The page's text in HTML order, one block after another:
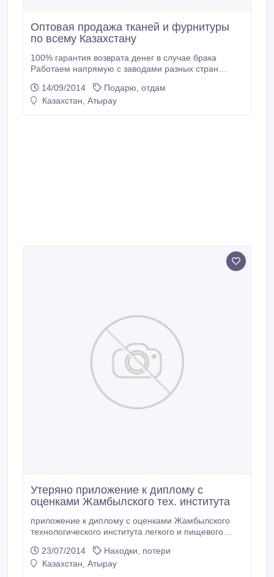
Оптовая продажа тканей и фурнитуры
по всему Казахстану
100% гарантия возврата денег в случае брака
Работаем напрямую с заводами разных стран
точку Казахстана за 7 дней Ассортимент более 20
000 тысяч разновидностей тканей.
14/09/2014
Подарю, отдам
Казахстан, Атырау
Утеряно приложение к диплому с
оценками Жамбылского тех. института
приложение к диплому с оценками Жамбылского
технологического института легкого и пищевого
Кабдуловны, полученный 21 июня 1993 года.
Регистрационный № 681. нашедшего просим
23/07/2014
Находки, потери
Казахстан, Атырау